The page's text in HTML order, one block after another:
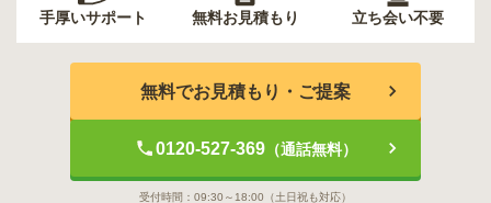
手厚いサポート 無料お見積もり 立ち会い不要
無料でお見積もり・ご提案
0120-527-369（通話無料）
受付時間： 09:30～18:00 （土日祝も対応）